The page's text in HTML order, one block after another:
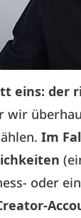
eins: der
wir
Im
oder